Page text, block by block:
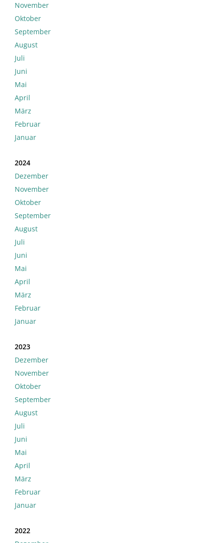
November
Oktober
September
August
Juli
Juni
Mai
April
März
Februar
Januar
2024
Dezember
November
Oktober
September
August
Juli
Juni
Mai
April
März
Februar
Januar
2023
Dezember
November
Oktober
September
August
Juli
Juni
Mai
April
März
Februar
Januar
2022